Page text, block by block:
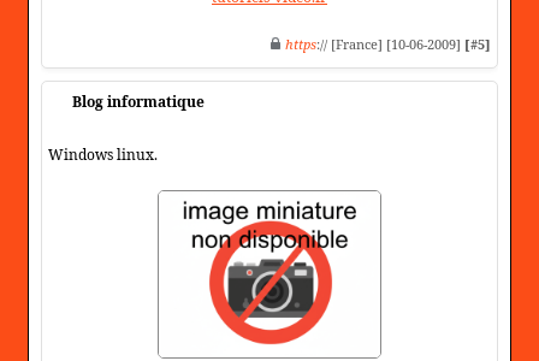
https:// [France] [10-06-2009] [#5]
Blog informatique
Windows linux.